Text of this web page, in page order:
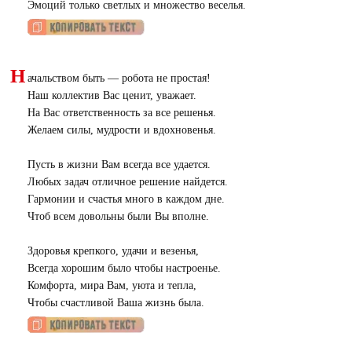
Эмоций только светлых и множество веселья.
Н ачальством быть — робота не простая!
Наш коллектив Вас ценит, уважает.
На Вас ответственность за все решенья.
Желаем силы, мудрости и вдохновенья.
Пусть в жизни Вам всегда все удается.
Любых задач отличное решение найдется.
Гармонии и счастья много в каждом дне.
Чтоб всем довольны были Вы вполне.
Здоровья крепкого, удачи и везенья,
Всегда хорошим было чтобы настроенье.
Комфорта, мира Вам, уюта и тепла,
Чтобы счастливой Ваша жизнь была.